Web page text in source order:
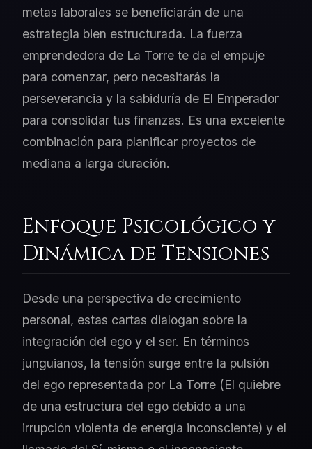
metas laborales se beneficiarán de una
estrategia bien estructurada. La fuerza
emprendedora de La Torre te da el empuje
para comenzar, pero necesitarás la
perseverancia y la sabiduría de El Emperador
para consolidar tus finanzas. Es una excelente
combinación para planificar proyectos de
mediana a larga duración.
Enfoque Psicológico y
Dinámica de Tensiones
Desde una perspectiva de crecimiento
personal, estas cartas dialogan sobre la
integración del ego y el ser. En términos
junguianos, la tensión surge entre la pulsión
del ego representada por La Torre (El quiebre
de una estructura del ego debido a una
irrupción violenta de energía inconsciente) y el